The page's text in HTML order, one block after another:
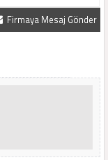
Firmaya Mesaj Gönder